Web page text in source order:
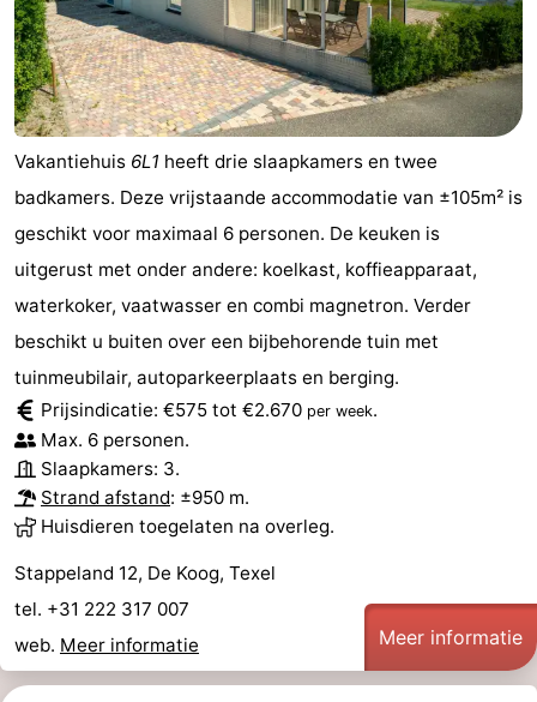
Vakantiehuis 6L1 heeft drie slaapkamers en twee
badkamers. Deze vrijstaande accommodatie van ±105m² is
geschikt voor maximaal 6 personen. De keuken is
uitgerust met onder andere: koelkast, koffieapparaat,
waterkoker, vaatwasser en combi magnetron. Verder
beschikt u buiten over een bijbehorende tuin met
tuinmeubilair, autoparkeerplaats en berging.
Prijsindicatie: €575 tot €2.670 per week.
Max. 6 personen.
Slaapkamers: 3.
Strand afstand: ±950 m.
Huisdieren toegelaten na overleg.
Stappeland 12, De Koog, Texel
tel. +31 222 317 007
web. Meer informatie Meer informatie